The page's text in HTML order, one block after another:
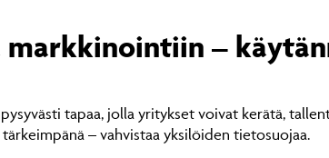
markkinointiin –
tapaa, jolla yritykset voivat kerätä,
– vahvistaa yksilöiden tietosuojaa.